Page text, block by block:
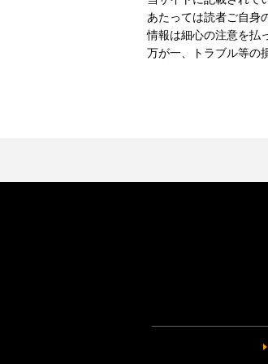
あたっては読者ご自身
情報は細心の注意を払
万が一、トラブル等の